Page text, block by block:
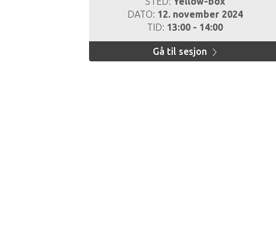
DATO: 12. november 2024
TID: 13:00 - 14:00
Gå til sesjon